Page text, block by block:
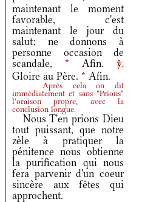
maintenant le moment
favorable, c'est
maintenant le jour du
salut; ne donnons à
personne occasion de
scandale, * Afin. v.
Gloire au Père. * Afin.
Après cela on dit
immédiatement et sans "Prions"
l'oraison propre, avec la
conclusion longue.
Nous T'en prions Dieu
tout puissant, que notre
zèle à pratiquer la
pénitence nous obtienne
la purification qui nous
fera parvenir d'un coeur
sincère aux fêtes qui
approchent.